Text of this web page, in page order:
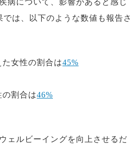
病について、影響があると感じ
は、以下のような数値も報告さ
女性の割合は45%
割合は46%
ェルビーイングを向上させるだ